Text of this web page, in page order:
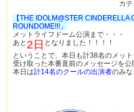
カテ
【THE IDOLM@STER CINDERELLA
ROUNDOME!!!」
メットライフドーム公演まで・・・
あと 2日 となりました！！！！
ということで、本日も計38名のメッ
受け取った本番直前のメッセージを公
本日は計14名のクールの出演者のみな